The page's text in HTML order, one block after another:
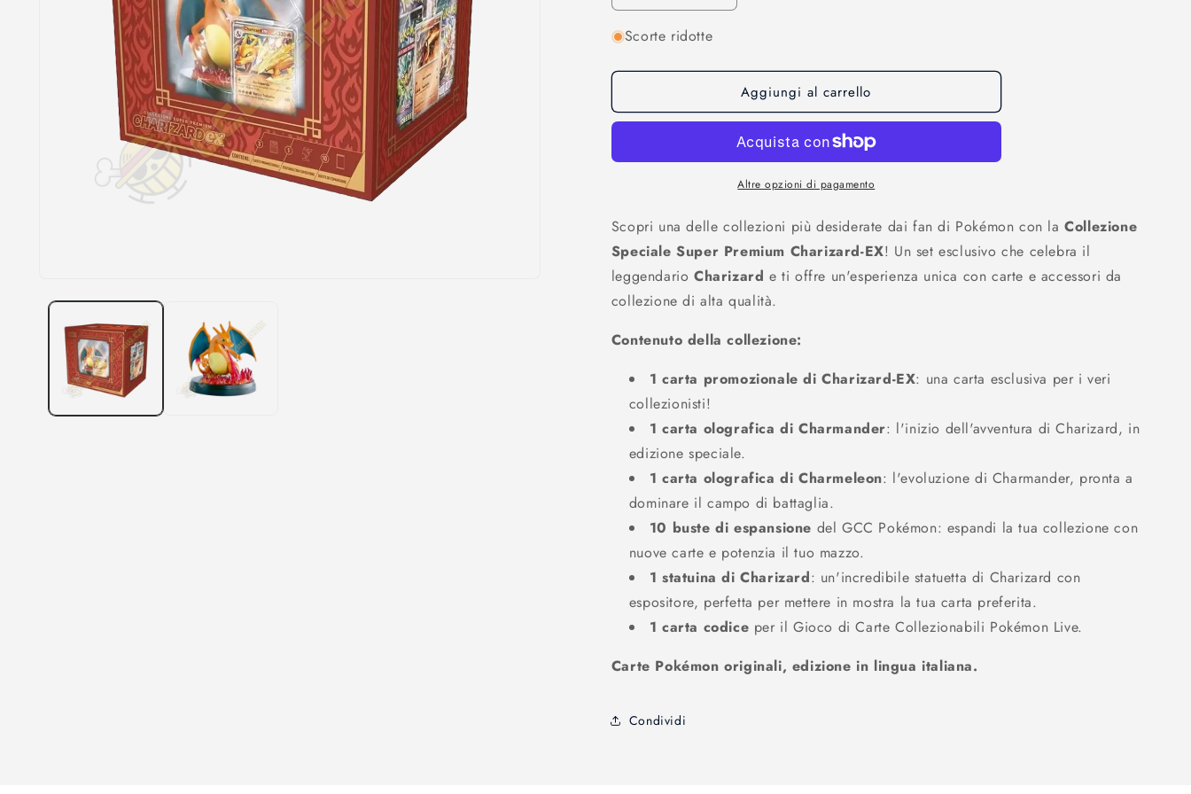
r
f
quantità
per
-
Super
EX
quantità
-
Collezione
Super
Charizard
EX
Scorte ridotte
Aggiungi al carrello
Altre opzioni di pagamento
Scopri una delle collezioni più desiderate dai fan di Pokémon con laCollezione
Speciale Super Premium Charizard-EX! Un set esclusivo che celebra il
leggendario Charizard e ti offre un'esperienza unica con carte e accessori da
collezione di alta qualità.
Contenuto della collezione:
1 carta promozionale di Charizard-EX: una carta esclusiva per i veri
collezionisti!
1 carta olografica di Charmander: l'inizio dell'avventura di Charizard, in
edizione speciale.
1 carta olografica di Charmeleon: l'evoluzione di Charmander, pronta a
dominare il campo di battaglia.
10 buste di espansione del GCC Pokémon: espandi la tua collezione con
nuove carte e potenzia il tuo mazzo.
1 statuina di Charizard: un'incredibile statuetta di Charizard con
espositore, perfetta per mettere in mostra la tua carta preferita.
1 carta codice per il Gioco di Carte Collezionabili Pokémon Live.
Carte Pokémon originali, edizione in lingua italiana.
Condividi